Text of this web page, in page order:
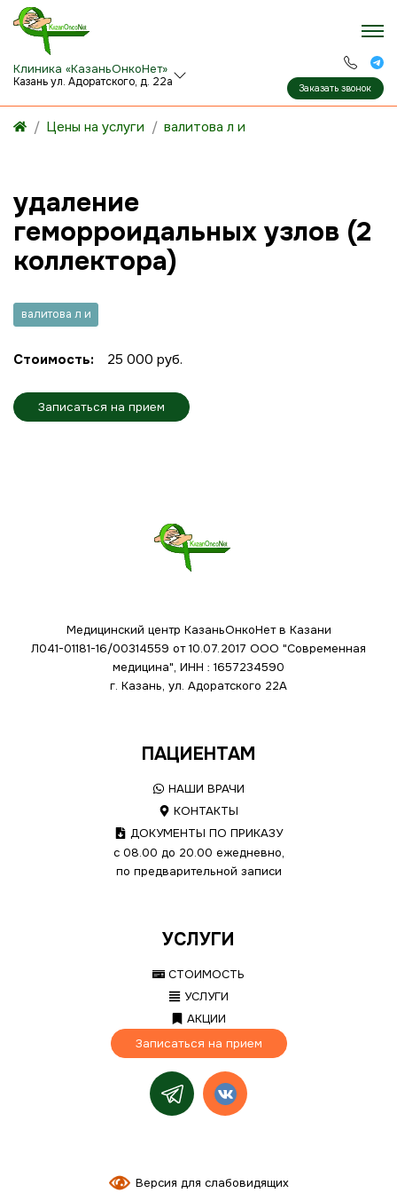
Клиника «КазаньОнкоНет»
Казань ул. Адоратского, д. 22а Заказать звонок
Цены на услуги валитова л и
удаление
геморроидальных узлов (2
коллектора)
валитова л и
Стоимость: 25 000 руб.
Записаться на прием
Медицинский центр КазаньОнкоНет в Казани
Л041-01181-16/00314559 от 10.07.2017 ООО "Современная
медицина", ИНН : 1657234590
г. Казань, ул. Адоратского 22А
ПАЦИЕНТАМ
НАШИ ВРАЧИ
КОНТАКТЫ
ДОКУМЕНТЫ ПО ПРИКАЗУ
с 08.00 до 20.00 ежедневно,
по предварительной записи
УСЛУГИ
СТОИМОСТЬ
УСЛУГИ
АКЦИИ
Записаться на прием
Версия для слабовидящих